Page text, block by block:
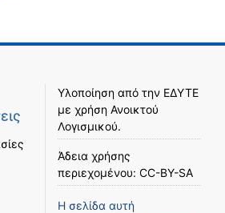
Υλοποίηση από την ΕΔΥΤΕ
με χρήση Ανοικτού
Λογισμικού.
Άδεια χρήσης
περιεχομένου: CC-BY-SA
Η σελίδα αυτή